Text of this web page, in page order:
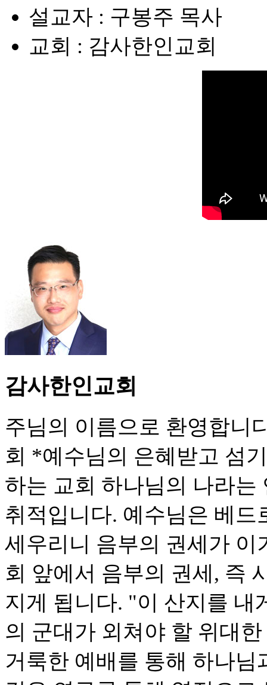
설교자 : 구봉주 목사
교회 : 감사한인교회
감사한인교회
주님의 이름으로 환영합니
회 *예수님의 은혜받고 섬
하는 교회 하나님의 나라
취적입니다. 예수님은 베
세우리니 음부의 권세가
회 앞에서 음부의 권세, 즉
지게 됩니다. "이 산지를 내
의 군대가 외쳐야 할 위대
거룩한 예배를 통해 하나